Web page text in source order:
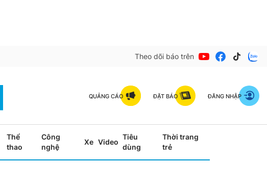
Theo dõi báo trên
QUẢNG CÁO ĐẶT BÁO ĐĂNG NHẬP
Thể
thao
Công
nghệ
Xe Video
Tiêu
dùng
Thời trang
trẻ